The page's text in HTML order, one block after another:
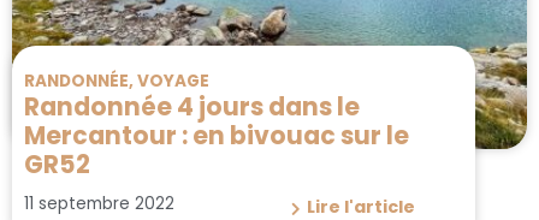
RANDONNÉE, VOYAGE
Randonnée 4 jours dans le
Mercantour : en bivouac sur le
GR52
11 septembre 2022 Lire l'article